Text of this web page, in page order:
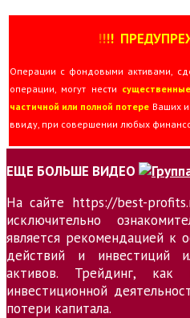
!!!!
Операции с фондовыми активами,
операции, могут нести
частичной или полной потере Ваших
ввиду, при совершении любых
ЕЩЕ БОЛЬШЕ ВИДЕО
На сайте https://best-
исключительно
является рекомендацией к
действий и инвестиций
активов. Трейдинг,
инвестиционной
потери капитала.